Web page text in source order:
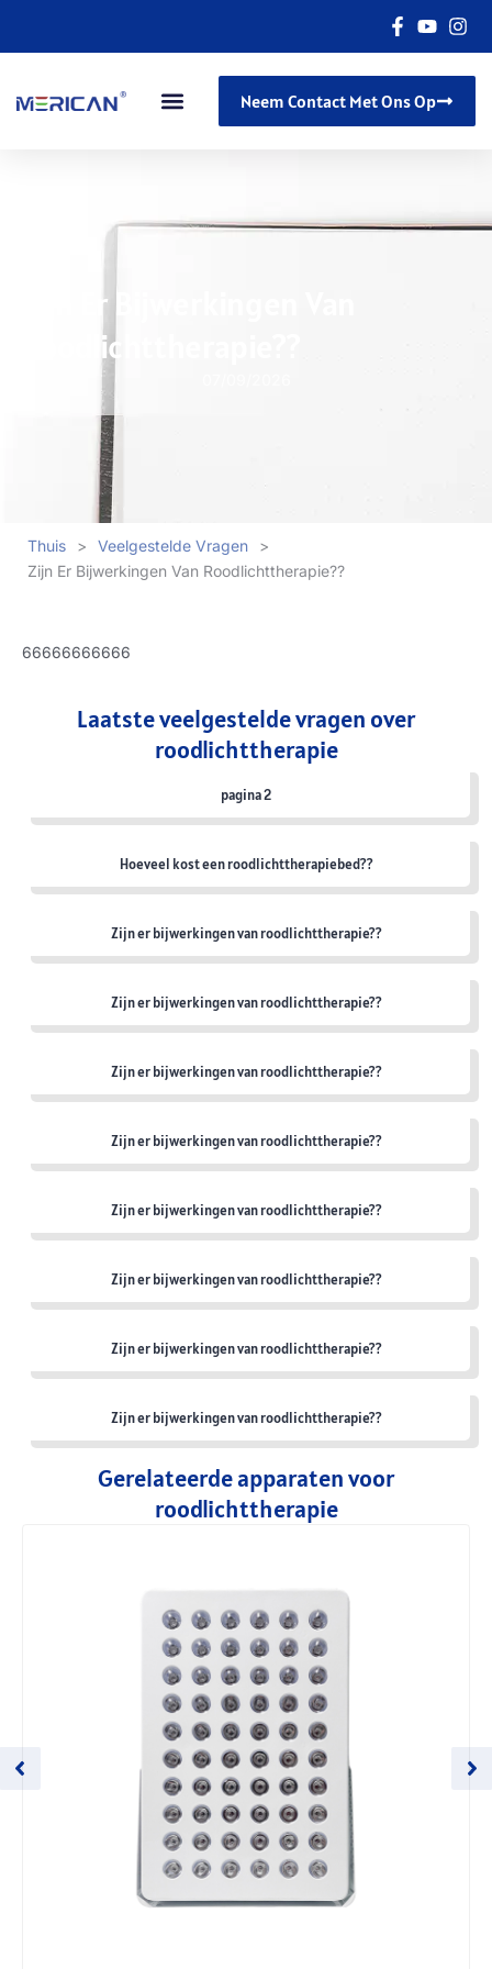
Neem Contact Met Ons Op
Zijn Er Bijwerkingen Van
Roodlichttherapie??
Thuis > Veelgestelde Vragen
>
Zijn Er Bijwerkingen Van Roodlichttherapie??
66666666666
Laatste veelgestelde vragen over
roodlichttherapie
pagina 2
Hoeveel kost een roodlichttherapiebed??
Zijn er bijwerkingen van roodlichttherapie??
Zijn er bijwerkingen van roodlichttherapie??
Zijn er bijwerkingen van roodlichttherapie??
Zijn er bijwerkingen van roodlichttherapie??
Zijn er bijwerkingen van roodlichttherapie??
Zijn er bijwerkingen van roodlichttherapie??
Zijn er bijwerkingen van roodlichttherapie??
Zijn er bijwerkingen van roodlichttherapie??
Gerelateerde apparaten voor
roodlichttherapie